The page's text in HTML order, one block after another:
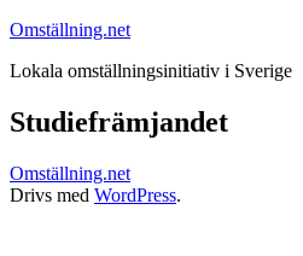
Hoppa
innehåll
Omställning.net
Lokala omställningsinitiativ i Sverige
Studiefrämjandet
Omställning.net
Drivs med WordPress.